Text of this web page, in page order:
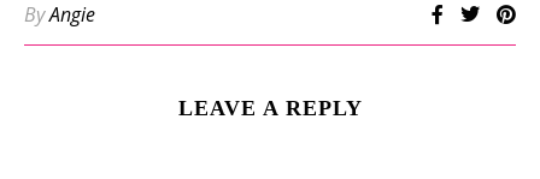
ByAngie
LEAVE A REPLY